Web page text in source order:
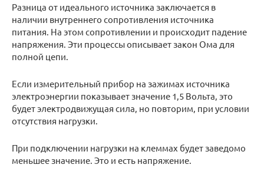
Разница от идеального источника заключается в
наличии внутреннего сопротивления источника
питания. На этом сопротивлении и происходит падение
напряжения. Эти процессы описывает закон Ома для
полной цепи.
Если измерительный прибор на зажимах источника
электроэнергии показывает значение 1,5 Вольта, это
будет электродвижущая сила, но повторим, при условии
отсутствия нагрузки.
При подключении нагрузки на клеммах будет заведомо
меньшее значение. Это и есть напряжение.